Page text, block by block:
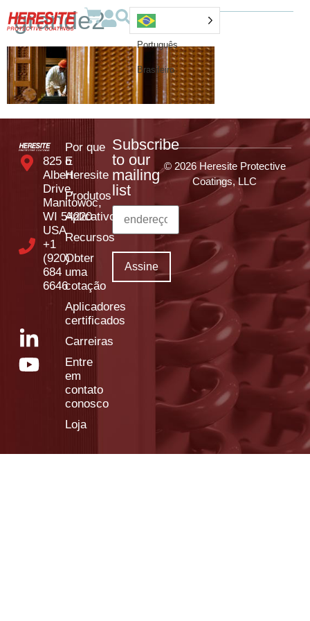
Português
Brasileiro
grande2
825 E
Albert
Drive,
Manitowoc,
WI 54220
USA
+1
(920)
684
6646
Por que
o
Heresite
Produtos
Aplicativos
Recursos
Obter
uma
cotação
Aplicadores
certificados
Carreiras
Entre
em
contato
conosco
Loja
Subscribe
to our
mailing
list
© 2026 Heresite Protective
Coatings, LLC